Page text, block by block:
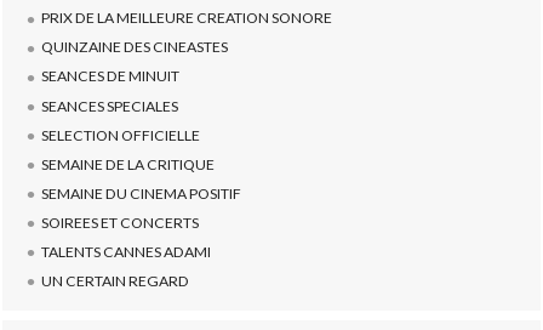
PRIX DE LA MEILLEURE CREATION SONORE
QUINZAINE DES CINEASTES
SEANCES DE MINUIT
SEANCES SPECIALES
SELECTION OFFICIELLE
SEMAINE DE LA CRITIQUE
SEMAINE DU CINEMA POSITIF
SOIREES ET CONCERTS
TALENTS CANNES ADAMI
UN CERTAIN REGARD